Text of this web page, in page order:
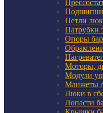
Петли
Патрубки
Опоры
Моторы,
Модули
Манжеты
Люки в
Лопасти